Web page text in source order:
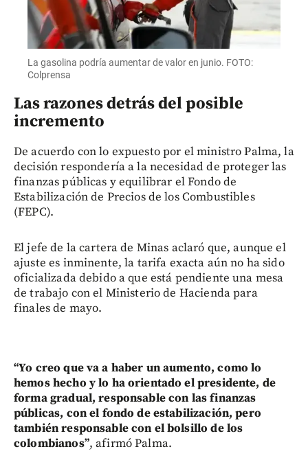
La gasolina podría aumentar de valor en junio. FOTO:
Colprensa
Las razones detrás del posible
incremento
De acuerdo con lo expuesto por el ministro Palma, la
decisión respondería a la necesidad de proteger las
finanzas públicas y equilibrar el Fondo de
Estabilización de Precios de los Combustibles
(FEPC).
El jefe de la cartera de Minas aclaró que, aunque el
ajuste es inminente, la tarifa exacta aún no ha sido
oficializada debido a que está pendiente una mesa
de trabajo con el Ministerio de Hacienda para
finales de mayo.
“Yo creo que va a haber un aumento, como lo
hemos hecho y lo ha orientado el presidente, de
forma gradual, responsable con las finanzas
públicas, con el fondo de estabilización, pero
también responsable con el bolsillo de los
colombianos”, afirmó Palma.